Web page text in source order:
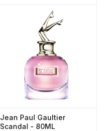
Jean Paul Gaultier
Scandal - 80ML